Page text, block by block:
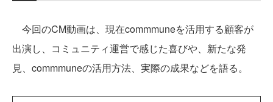
今回のCM動画は、現在commmuneを活用する顧客が
出演し、コミュニティ運営で感じた喜びや、新たな発
見、commmuneの活用方法、実際の成果などを語る。